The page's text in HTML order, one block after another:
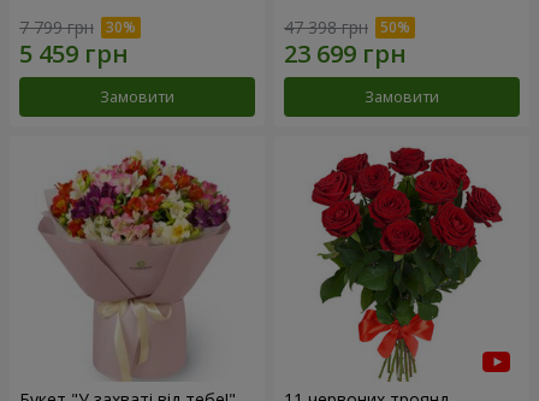
7 799 грн
Замовити
47 398 грн
Замовити